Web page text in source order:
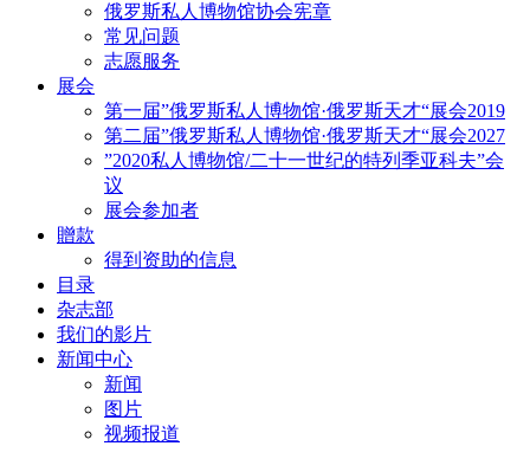
俄罗斯私人博物馆协会宪章
常见问题
志愿服务
展会
第一届”俄罗斯私人博物馆·俄罗斯天才“展会2019
第二届”俄罗斯私人博物馆·俄罗斯天才“展会2027
”2020私人博物馆/二十一世纪的特列季亚科夫”会
议
展会参加者
贈款
得到资助的信息
目录
杂志部
我们的影片
新闻中心
新闻
图片
视频报道